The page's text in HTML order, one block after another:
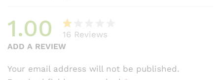
1.00
R
at
e
d
3
16 Reviews
ADD A REVIEW
Your email address will not be published.